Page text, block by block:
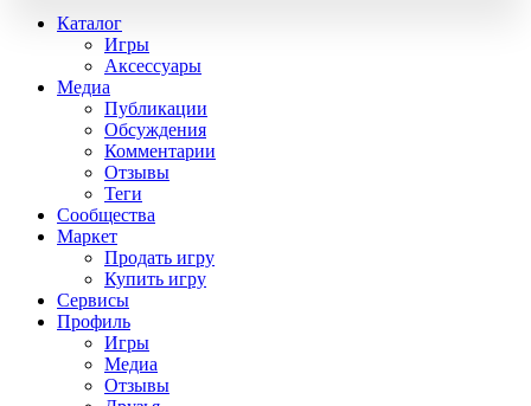
Каталог
Игры
Аксессуары
Медиа
Публикации
Обсуждения
Комментарии
Отзывы
Теги
Сообщества
Маркет
Продать игру
Купить игру
Сервисы
Профиль
Игры
Медиа
Отзывы